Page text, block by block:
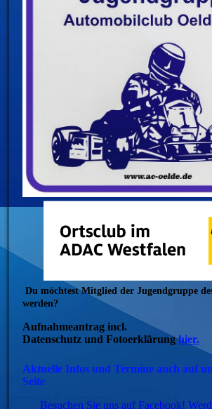
Du möchtest Mitglied der Jugendgruppe
werden?
Aufnahmeantrag incl.
Datenschutz und Fotoerklärunghier.
Aktuelle Infos und Termine auch auf
Seite
Besuchen Sie uns auf Facebook!